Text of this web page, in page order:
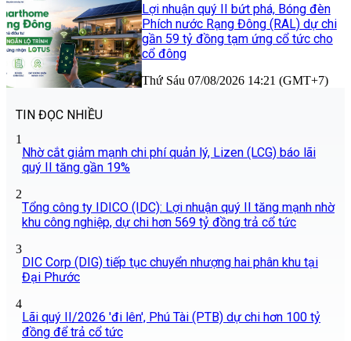
Lợi nhuận quý II bứt phá, Bóng đèn
Phích nước Rạng Đông (RAL) dự chi
gần 59 tỷ đồng tạm ứng cổ tức cho
cổ đông
Thứ Sáu 07/08/2026 14:21 (GMT+7)
TIN ĐỌC NHIỀU
1
Nhờ cắt giảm mạnh chi phí quản lý, Lizen (LCG) báo lãi
quý II tăng gần 19%
2
Tổng công ty IDICO (IDC): Lợi nhuận quý II tăng mạnh nhờ
khu công nghiệp, dự chi hơn 569 tỷ đồng trả cổ tức
3
DIC Corp (DIG) tiếp tục chuyển nhượng hai phân khu tại
Đại Phước
4
Lãi quý II/2026 'đi lên', Phú Tài (PTB) dự chi hơn 100 tỷ
đồng để trả cổ tức